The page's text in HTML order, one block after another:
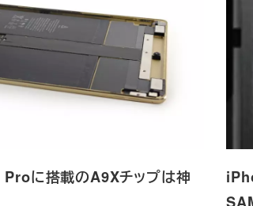
Proに搭載のA9Xチップは神